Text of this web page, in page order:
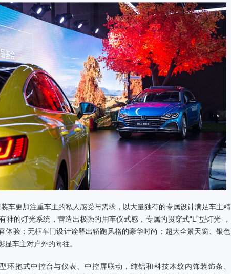
更加注重车主的私人感受与需求，以大量独有的专属设计满足车主精
神的灯光系统，营造出极强的用车仪式感，专属的贯穿式“L”型灯光 ，
体验；无框车门设计诠释出轿跑风格的豪华时尚；超大全景天窗、银色
显车主对户外的向往。
抱式中控台与仪表、中控屏联动，纯铝和科技木纹内饰装饰条、